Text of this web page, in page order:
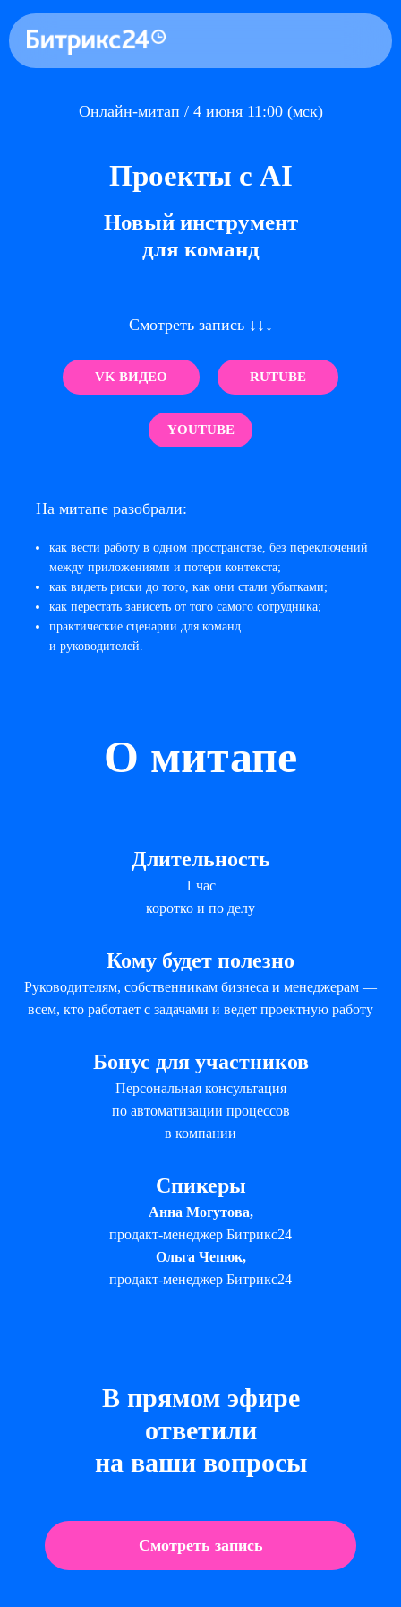
Онлайн-митап / 4 июня 11:00 (мск)
Проекты с AI
Новый инструмент
для команд
Смотреть запись ↓↓↓
VK ВИДЕО RUTUBE
YOUTUBE
На митапе разобрали:
как вести работу в одном пространстве, без переключений
между приложениями и потери контекста;
как видеть риски до того, как они стали убытками;
как перестать зависеть от того самого сотрудника;
практические сценарии для команд
и руководителей.
О митапе
Длительность
1 час
коротко и по делу
Кому будет полезно
Руководителям, собственникам бизнеса и менеджерам —
всем, кто работает с задачами и ведет проектную работу
Бонус для участников
Персональная консультация
по автоматизации процессов
в компании
Спикеры
Анна Могутова,
продакт-менеджер Битрикс24
Ольга Чепюк,
продакт-менеджер Битрикс24
В прямом эфире
ответили
на ваши вопросы
Смотреть запись